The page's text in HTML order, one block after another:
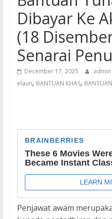
Dibayar Ke
(18
Senarai
December 17, 2025 admin
elaun, BANTUAN KHAS,
Penjawat awam